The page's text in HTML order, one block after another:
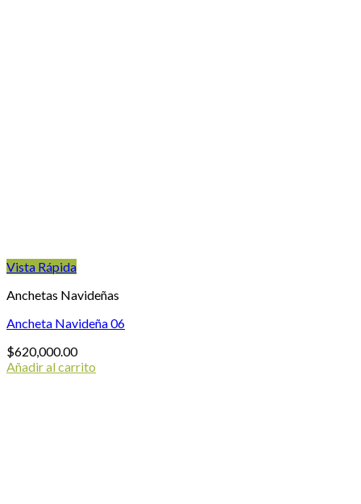
Vista Rápida
Anchetas Navideñas
Ancheta Navideña 06
$620,000.00
Añadir al carrito